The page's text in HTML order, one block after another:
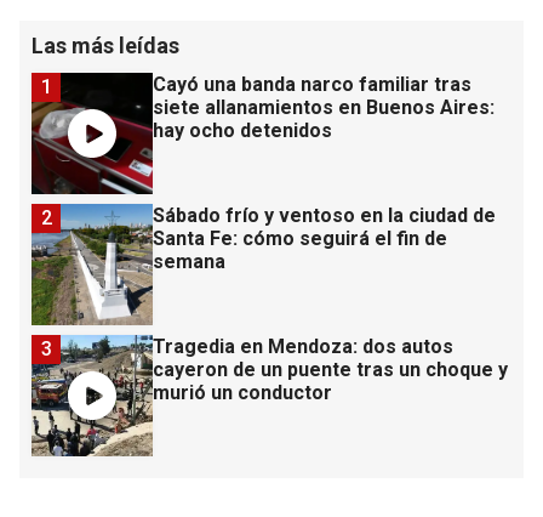
Las más leídas
Cayó una banda narco familiar tras
siete allanamientos en Buenos Aires:
hay ocho detenidos
1
Sábado frío y ventoso en la ciudad de
Santa Fe: cómo seguirá el fin de
semana
2
Tragedia en Mendoza: dos autos
cayeron de un puente tras un choque y
murió un conductor
3